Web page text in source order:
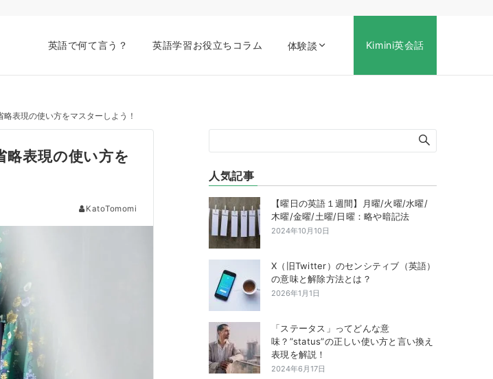
英語で何て言う？ 英語学習お役立ちコラム 体験談 Kimini英会話
略表現の使い方をマスターしよう！
表現の使い方を
KatoTomomi
人気記事
【曜日の英語１週間】月曜/火曜/水曜/
木曜/金曜/土曜/日曜：略や暗記法
2024年10月10日
X（旧Twitter）のセンシティブ（英語）
の意味と解除方法とは？
2026年1月1日
「ステータス」ってどんな意
味？”status”の正しい使い方と言い換え
表現を解説！
2024年6月17日